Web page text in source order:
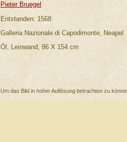
Pieter Bruegel
Entstanden: 1568
Galleria Nazionale di Capodimonte, Neapel
Öl, Leinwand, 86 X 154 cm
Um das Bild in hoher Auflösung betrachten zu